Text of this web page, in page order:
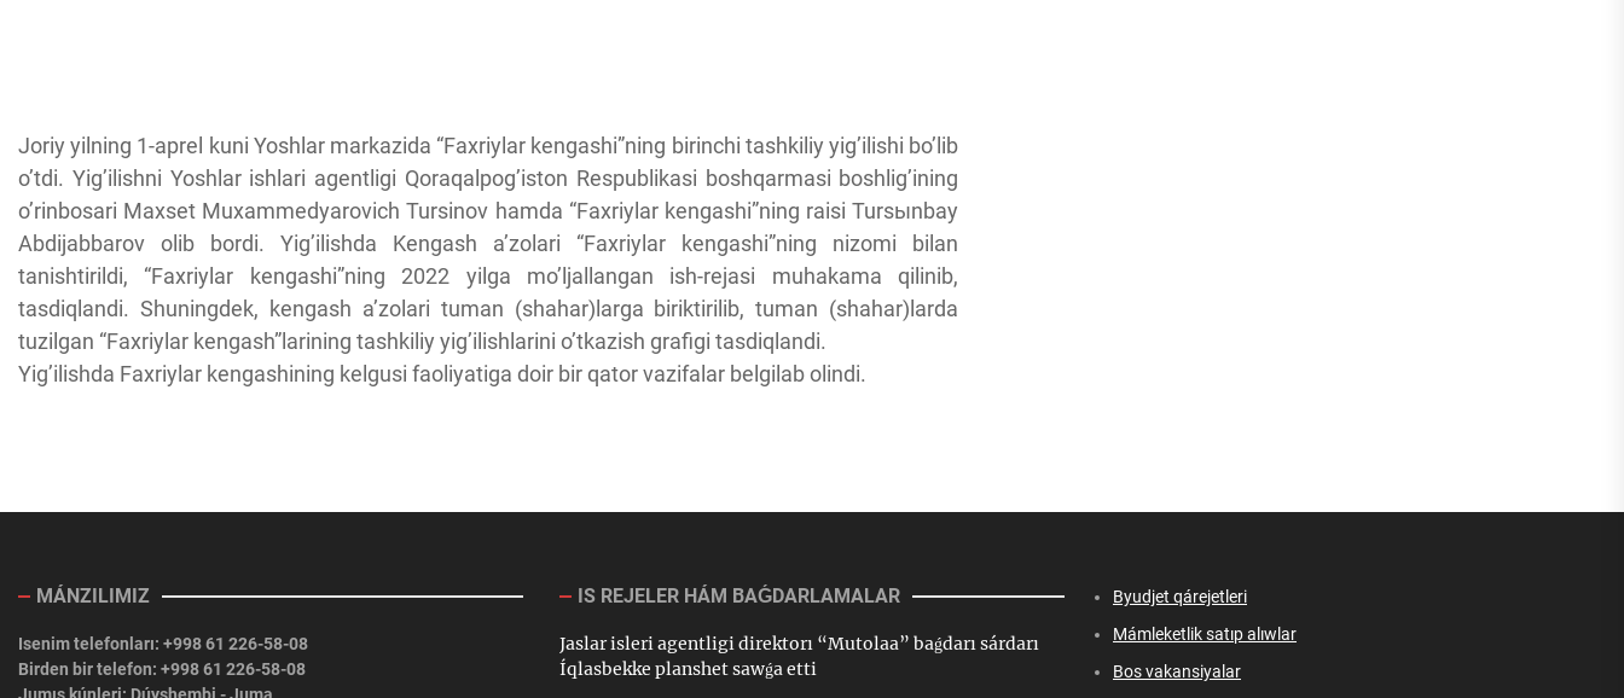
Joriy yilning 1-aprel kuni Yoshlar markazida “Faxriylar kengashi”ning birinchi tashkiliy yig’ilishi bo’lib
o’tdi. Yig’ilishni Yoshlar ishlari agentligi Qoraqalpog’iston Respublikasi boshqarmasi boshlig’ining
o’rinbosari Maxset Muxammedyarovich Tursinov hamda “Faxriylar kengashi”ning raisi Tursыnbay
Abdijabbarov olib bordi. Yig’ilishda Kengash a’zolari “Faxriylar kengashi”ning nizomi bilan
tanishtirildi, “Faxriylar kengashi”ning 2022 yilga mo’ljallangan ish-rejasi muhakama qilinib,
tasdiqlandi. Shuningdek, kengash a’zolari tuman (shahar)larga biriktirilib, tuman (shahar)larda
tuzilgan “Faxriylar kengash”larining tashkiliy yig’ilishlarini o’tkazish grafigi tasdiqlandi.
Yig’ilishda Faxriylar kengashining kelgusi faoliyatiga doir bir qator vazifalar belgilab olindi.
MÁNZILIMIZ
Isenim telefonları: +998 61 226-58-08
Birden bir telefon: +998 61 226-58-08
IS REJELER HÁM BAǴDARLAMALAR
Jaslar isleri agentligi direktorı “Mutolaa” baǵdarı sárdarı
Íqlasbekke planshet sawǵa etti
Byudjet qárejetleri
Mámleketlik satıp alıwlar
Bos vakansiyalar